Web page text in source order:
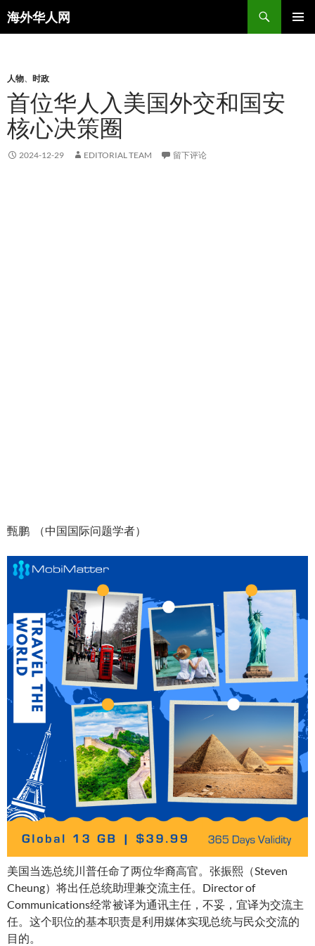
海外华人网
搜
索
文
人物、 时政
首位华人入美国外交和国安
核心决策圈
2024-12-29 EDITORIAL TEAM 留下评论
甄鹏 （中国国际问题学者）
美国当选总统川普任命了两位华裔高官。张振熙（Steven
Cheung）将出任总统助理兼交流主任。Director of
Communications经常被译为通讯主任，不妥，宜译为交流主
任。这个职位的基本职责是利用媒体实现总统与民众交流的
目的。